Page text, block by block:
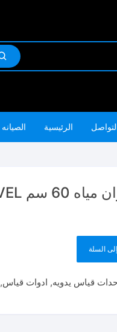
الرئيسية الصيانه
السلة
قياس يدويه, ادوات قياس,